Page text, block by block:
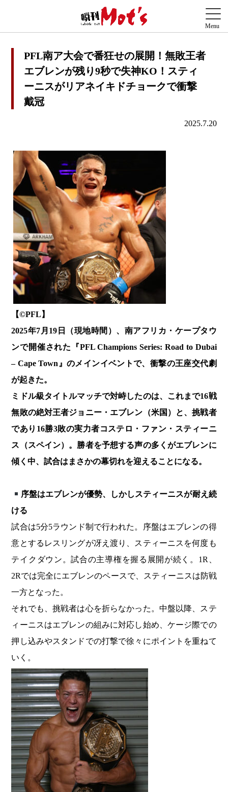
PFL南ア大会で番狂せの展開！無敗王者
エブレンが残り9秒で失神KO！スティ
ーニスがリアネイキドチョークで衝撃
戴冠
2025.7.20
【©️PFL】
2025年7月19日（現地時間）、南アフリカ・ケープタウ
ンで開催された『PFL Champions Series: Road to Dubai
– Cape Town』のメインイベントで、衝撃の王座交代劇
が起きた。
ミドル級タイトルマッチで対峙したのは、これまで16戦
無敗の絶対王者ジョニー・エブレン（米国）と、挑戦者
であり16勝3敗の実力者コステロ・ファン・スティーニ
ス（スペイン）。勝者を予想する声の多くがエブレンに
傾く中、試合はまさかの幕切れを迎えることになる。
序盤はエブレンが優勢、しかしスティーニスが耐え続
ける
試合は5分5ラウンド制で行われた。序盤はエブレンの得
意とするレスリングが冴え渡り、スティーニスを何度も
テイクダウン。試合の主導権を握る展開が続く。1R、
2Rでは完全にエブレンのペースで、スティーニスは防戦
一方となった。
それでも、挑戦者は心を折らなかった。中盤以降、ステ
ィーニスはエブレンの組みに対応し始め、ケージ際での
押し込みやスタンドでの打撃で徐々にポイントを重ねて
いく。